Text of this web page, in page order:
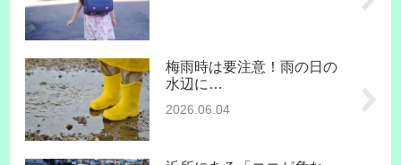
梅雨時は要注意！雨の日の
水辺に…
2026.06.04